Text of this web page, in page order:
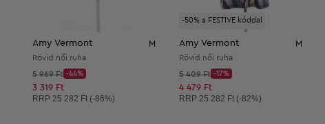
Amy Vermont M
Rövid női ruha
Kezdő ár:
5 969 Ft
Discount Price:
-44%
Csökkentett ár:
3 319 Ft
Ajánlott ár:
RRP 25 282 Ft (-86%)
-50% a FESTIVE kóddal
Amy Vermont M
Rövid női ruha
Kezdő ár:
5 409 Ft
Discount Price:
-17%
Csökkentett ár:
4 479 Ft
Ajánlott ár:
RRP 25 282 Ft (-82%)